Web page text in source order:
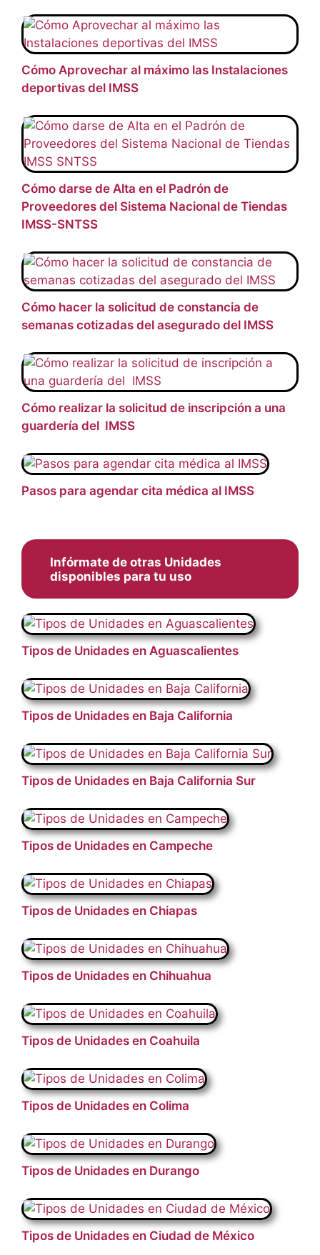
Cómo Aprovechar al máximo las Instalaciones
deportivas del IMSS
Cómo darse de Alta en el Padrón de
Proveedores del Sistema Nacional de Tiendas
IMSS-SNTSS
Cómo hacer la solicitud de constancia de
semanas cotizadas del asegurado del IMSS
Cómo realizar la solicitud de inscripción a una
guardería del IMSS
Pasos para agendar cita médica al IMSS
Infórmate de otras Unidades
disponibles para tu uso
Tipos de Unidades en Aguascalientes
Tipos de Unidades en Baja California
Tipos de Unidades en Baja California Sur
Tipos de Unidades en Campeche
Tipos de Unidades en Chiapas
Tipos de Unidades en Chihuahua
Tipos de Unidades en Coahuila
Tipos de Unidades en Colima
Tipos de Unidades en Durango
Tipos de Unidades en Ciudad de México